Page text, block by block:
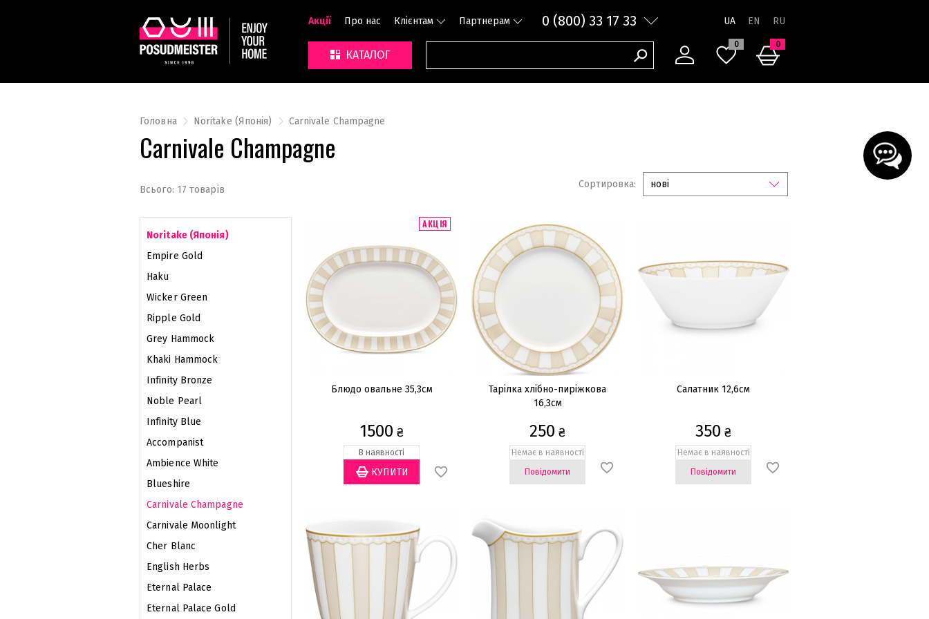
Акції Про нас Клієнтам Партнерам 0 (800) 33 17 33 UA
КАТАЛОГ
0 0
Головна Noritake (Японія) Carnivale Champagne
Carnivale Champagne
Всього: 17 товарів Сортировка: нові
Noritake (Японія)
Empire Gold
Haku
Wicker Green
Ripple Gold
Grey Hammock
Khaki Hammock
Infinity Bronze
Noble Pearl
Infinity Blue
Accompanist
Ambience White
Blueshire
Carnivale Champagne
Carnivale Moonlight
Cher Blanc
English Herbs
Eternal Palace
Eternal Palace Gold
АКЦІЯ
Блюдо овальне 35,3см
1500 ₴
В наявності
Тарілка хлібно-пиріжкова
16,3см
250 ₴
Немає в наявності
Повідомити
Салатник 12,6см
350 ₴
Немає в наявності
Повідомити